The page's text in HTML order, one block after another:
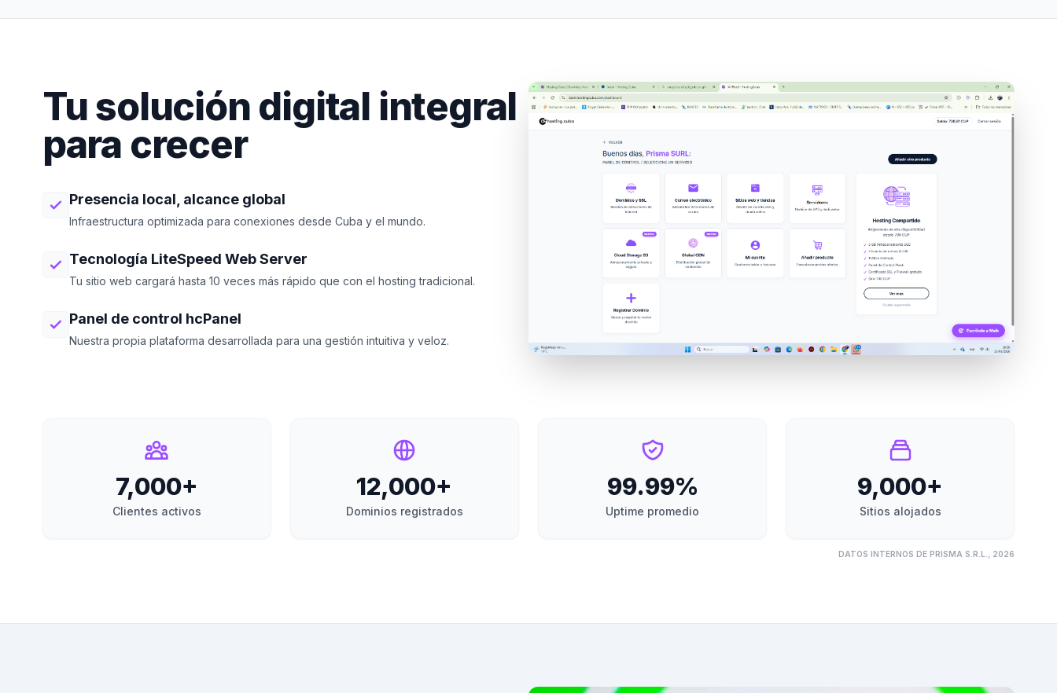
Tu solución digital integral
para crecer
Presencia local, alcance global
Infraestructura optimizada para conexiones desde Cuba y el mundo.
Tecnología LiteSpeed Web Server
Tu sitio web cargará hasta 10 veces más rápido que con el hosting tradicional.
Panel de control hcPanel
Nuestra propia plataforma desarrollada para una gestión intuitiva y veloz.
7,000+
Clientes activos
12,000+
Dominios registrados
99.99%
Uptime promedio
9,000+
Sitios alojados
DATOS INTERNOS DE PRISMA S.R.L., 2026